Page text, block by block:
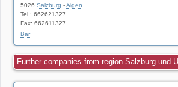
5026 Salzburg -Aigen
Tel.: 662621327
Fax: 662611327
Bar
Further companies from region Salzburg und